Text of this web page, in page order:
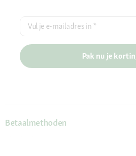
Vul je e-mailadres in *
Pak nu je
Betaalmethoden